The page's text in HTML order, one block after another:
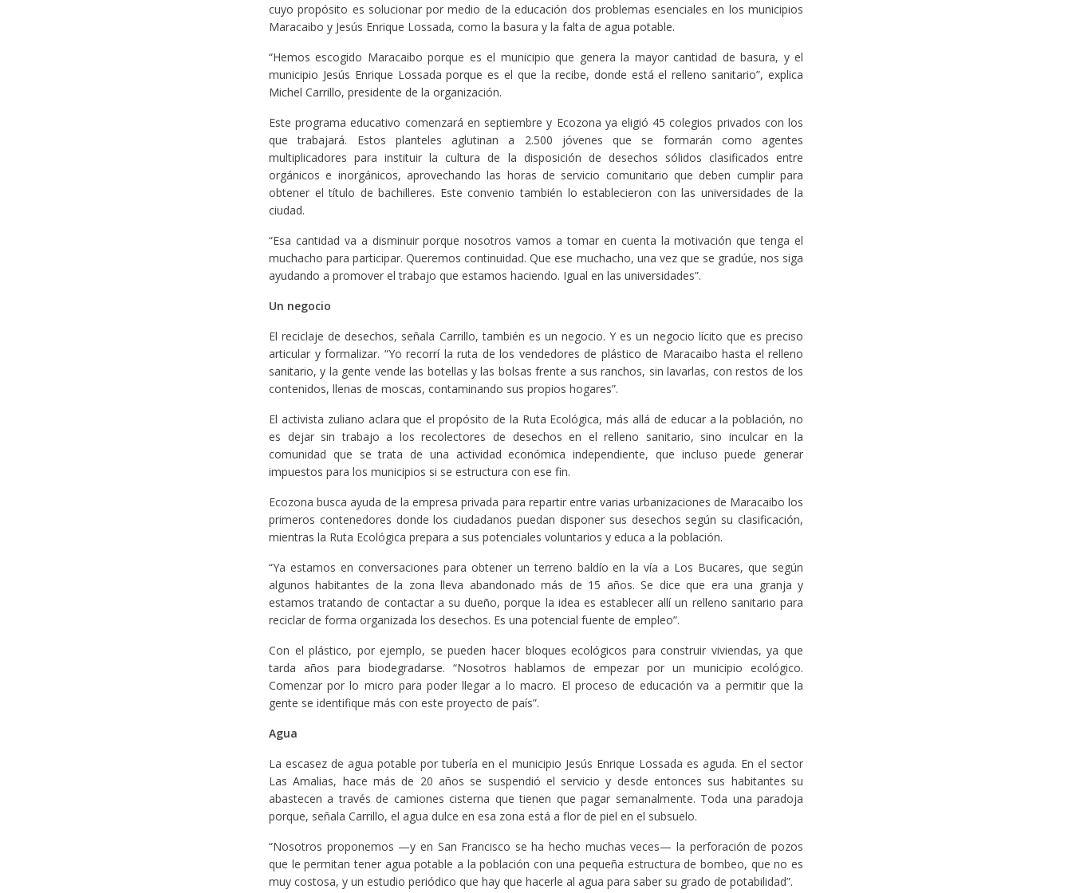
cuyo propósito es solucionar por medio de la educación dos problemas esenciales en los municipios
Maracaibo y Jesús Enrique Lossada, como la basura y la falta de agua potable.
“Hemos escogido Maracaibo porque es el municipio que genera la mayor cantidad de basura, y el
municipio Jesús Enrique Lossada porque es el que la recibe, donde está el relleno sanitario”, explica
Michel Carrillo, presidente de la organización.
Este programa educativo comenzará en septiembre y Ecozona ya eligió 45 colegios privados con los
que trabajará. Estos planteles aglutinan a 2.500 jóvenes que se formarán como agentes
multiplicadores para instituir la cultura de la disposición de desechos sólidos clasificados entre
orgánicos e inorgánicos, aprovechando las horas de servicio comunitario que deben cumplir para
obtener el título de bachilleres. Este convenio también lo establecieron con las universidades de la
ciudad.
“Esa cantidad va a disminuir porque nosotros vamos a tomar en cuenta la motivación que tenga el
muchacho para participar. Queremos continuidad. Que ese muchacho, una vez que se gradúe, nos siga
ayudando a promover el trabajo que estamos haciendo. Igual en las universidades”.
Un negocio
El reciclaje de desechos, señala Carrillo, también es un negocio. Y es un negocio lícito que es preciso
articular y formalizar. “Yo recorrí la ruta de los vendedores de plástico de Maracaibo hasta el relleno
sanitario, y la gente vende las botellas y las bolsas frente a sus ranchos, sin lavarlas, con restos de los
contenidos, llenas de moscas, contaminando sus propios hogares”.
El activista zuliano aclara que el propósito de la Ruta Ecológica, más allá de educar a la población, no
es dejar sin trabajo a los recolectores de desechos en el relleno sanitario, sino inculcar en la
comunidad que se trata de una actividad económica independiente, que incluso puede generar
impuestos para los municipios si se estructura con ese fin.
Ecozona busca ayuda de la empresa privada para repartir entre varias urbanizaciones de Maracaibo los
primeros contenedores donde los ciudadanos puedan disponer sus desechos según su clasificación,
mientras la Ruta Ecológica prepara a sus potenciales voluntarios y educa a la población.
“Ya estamos en conversaciones para obtener un terreno baldío en la vía a Los Bucares, que según
algunos habitantes de la zona lleva abandonado más de 15 años. Se dice que era una granja y
estamos tratando de contactar a su dueño, porque la idea es establecer allí un relleno sanitario para
reciclar de forma organizada los desechos. Es una potencial fuente de empleo”.
Con el plástico, por ejemplo, se pueden hacer bloques ecológicos para construir viviendas, ya que
tarda años para biodegradarse. “Nosotros hablamos de empezar por un municipio ecológico.
Comenzar por lo micro para poder llegar a lo macro. El proceso de educación va a permitir que la
gente se identifique más con este proyecto de país”.
Agua
La escasez de agua potable por tubería en el municipio Jesús Enrique Lossada es aguda. En el sector
Las Amalias, hace más de 20 años se suspendió el servicio y desde entonces sus habitantes su
abastecen a través de camiones cisterna que tienen que pagar semanalmente. Toda una paradoja
porque, señala Carrillo, el agua dulce en esa zona está a flor de piel en el subsuelo.
“Nosotros proponemos —y en San Francisco se ha hecho muchas veces— la perforación de pozos
que le permitan tener agua potable a la población con una pequeña estructura de bombeo, que no es
muy costosa, y un estudio periódico que hay que hacerle al agua para saber su grado de potabilidad”.